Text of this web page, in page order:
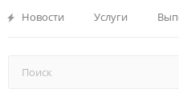
Новости Услуги